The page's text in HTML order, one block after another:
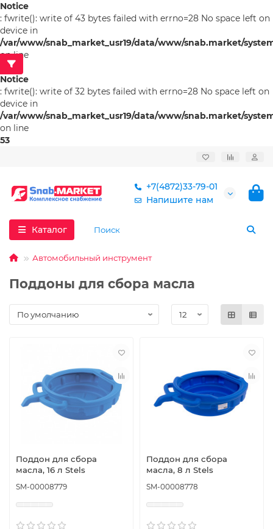
Notice
: fwrite(): write of 43 bytes failed with errno=28 No space left on
device in
/var/www/snab_market_usr19/data/www/snab.market/
on line
53
Notice
: fwrite(): write of 32 bytes failed with errno=28 No space left on
device in
/var/www/snab_market_usr19/data/www/snab.market/
on line
53
+7(4872)33-79-01
Напишите нам
Каталог
Автомобильный инструмент
Поддоны для сбора масла
Поддон для сбора
масла, 16 л Stels
SM-00008779
Поддон для сбора
масла, 8 л Stels
SM-00008778